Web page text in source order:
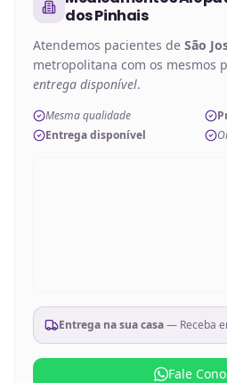
dos Pinhais
Atendemos pacientes de São
metropolitana com os mesmos
entrega disponível.
Mesma qualidade
Entrega disponível
Entrega na sua casa— Receba
Fale